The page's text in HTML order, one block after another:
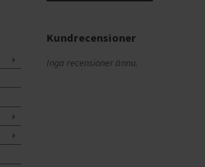
Kundrecensioner
Inga recensioner ännu.